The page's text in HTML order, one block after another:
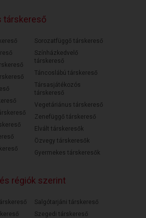
társkereső
Sorozatfüggő társkereső
Színházkedvelő
társkereső
Táncoslábú társkereső
Társasjátékozós
társkereső
Vegetáriánus társkereső
Zenefüggő társkereső
Elvált társkeresők
Özvegy társkeresők
Gyermekes társkeresők
régiók szerint
Salgótarjáni társkereső
Szegedi társkereső